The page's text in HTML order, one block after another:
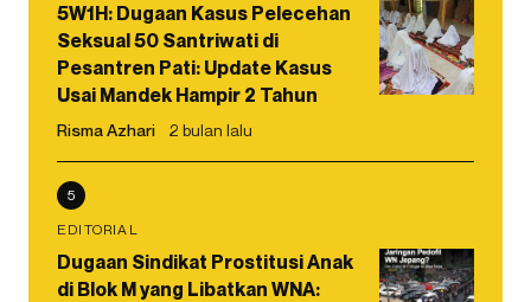
5W1H: Dugaan Kasus Pelecehan
Seksual 50 Santriwati di
Pesantren Pati: Update Kasus
Usai Mandek Hampir 2 Tahun
Risma Azhari 2 bulan lalu
5
EDITORIAL
Dugaan Sindikat Prostitusi Anak
di Blok M yang Libatkan WNA: